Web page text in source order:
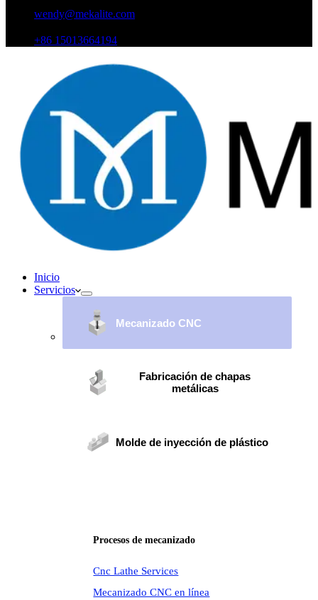
wendy@mekalite.com
+86 15013664194
Inicio
Servicios
Mecanizado CNC
Fabricación de chapas
metálicas
Molde de inyección de plástico
Procesos de mecanizado
Cnc Lathe Services
Mecanizado CNC en línea